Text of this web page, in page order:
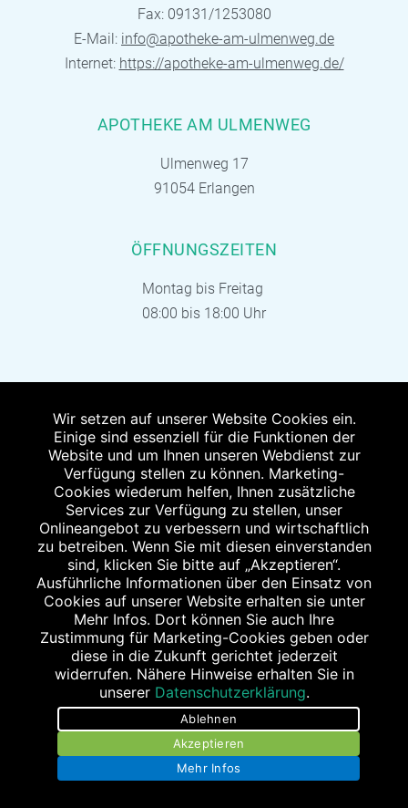
Fax: 09131/1253080
E-Mail: info@apotheke-am-ulmenweg.de
Internet: https://apotheke-am-ulmenweg.de/
APOTHEKE AM ULMENWEG
Ulmenweg 17
91054 Erlangen
ÖFFNUNGSZEITEN
Montag bis Freitag
08:00 bis 18:00 Uhr
WEITERE STANDORTE
MEILWALD-APOTHEKE
Konrad-Zuse-Straße 14
91052 Erlangen
Tel.: 09131/125 66 0
Fax: 09131/125 62 4
apo@meilwald-apotheke.de
Wir setzen auf unserer Website Cookies ein.
Einige sind essenziell für die Funktionen der
Website und um Ihnen unseren Webdienst zur
Verfügung stellen zu können. Marketing-
Cookies wiederum helfen, Ihnen zusätzliche
Services zur Verfügung zu stellen, unser
Onlineangebot zu verbessern und wirtschaftlich
zu betreiben. Wenn Sie mit diesen einverstanden
sind, klicken Sie bitte auf „Akzeptieren“.
Ausführliche Informationen über den Einsatz von
Cookies auf unserer Website erhalten sie unter
Mehr Infos. Dort können Sie auch Ihre
Zustimmung für Marketing-Cookies geben oder
diese in die Zukunft gerichtet jederzeit
widerrufen. Nähere Hinweise erhalten Sie in
unserer Datenschutzerklärung.
Ablehnen
Akzeptieren
Mehr Infos